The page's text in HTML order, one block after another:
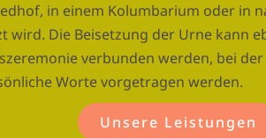
in einem Kolumbarium oder in
wird. Die Beisetzung der Urne kann
verbunden werden, bei
Worte vorgetragen werden.
Unsere Leistungen